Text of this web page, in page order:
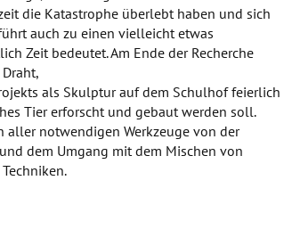
die Katastrophe überlebt haben und sich
auch zu einen vielleicht etwas
Zeit bedeutet. Am Ende der Recherche
als Skulptur auf dem Schulhof feierlich
Tier erforscht und gebaut werden soll.
aller notwendigen Werkzeuge von der
dem Umgang mit dem Mischen von